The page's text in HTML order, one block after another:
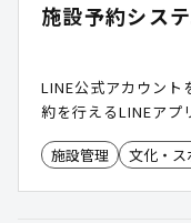
施設予約シス
LINE公式アカウント
約を行えるLINEアプ
施設管理 文化・